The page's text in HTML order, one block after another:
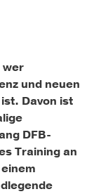
wer
und neuen
Davon ist
DFB-
Training an